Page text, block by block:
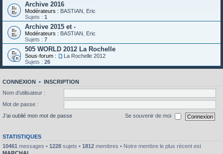
Archive 2016
Modérateurs : BASTIAN
Eric
Sujets : 1
Archive 2015 et -
Modérateurs : BASTIAN
Eric
Sujets : 7
505 WORLD 2012 La Rochelle
Sous-forum :
La Rochelle 2012
Sujets : 26
CONNEXION • INSCRIPTION
Nom d’utilisateur :
Mot de passe :
J’ai oublié mon mot de passe
Se souvenir de moi
STATISTIQUES
10461 messages • 1228 sujets • 1812 membres • Notre membre le plus récent est